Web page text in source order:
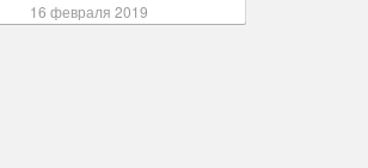
16 февраля 2019